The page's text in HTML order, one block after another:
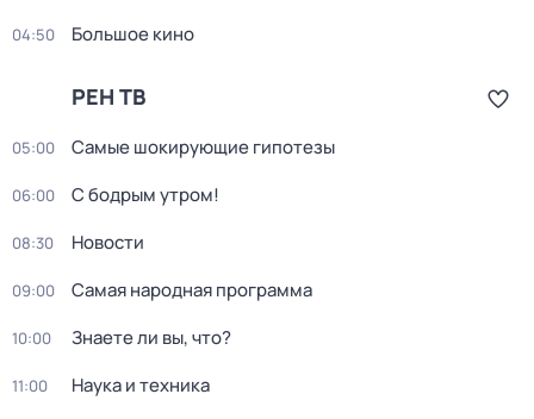
04:50 Большое кино
РЕН ТВ
05:00 Самые шoкиpующие гипотезы
06:00 С бодрым утром!
08:30 Новости
09:00 Самая нaродная прогpамма
10:00 Знаете ли вы, что?
11:00 Наука и техника